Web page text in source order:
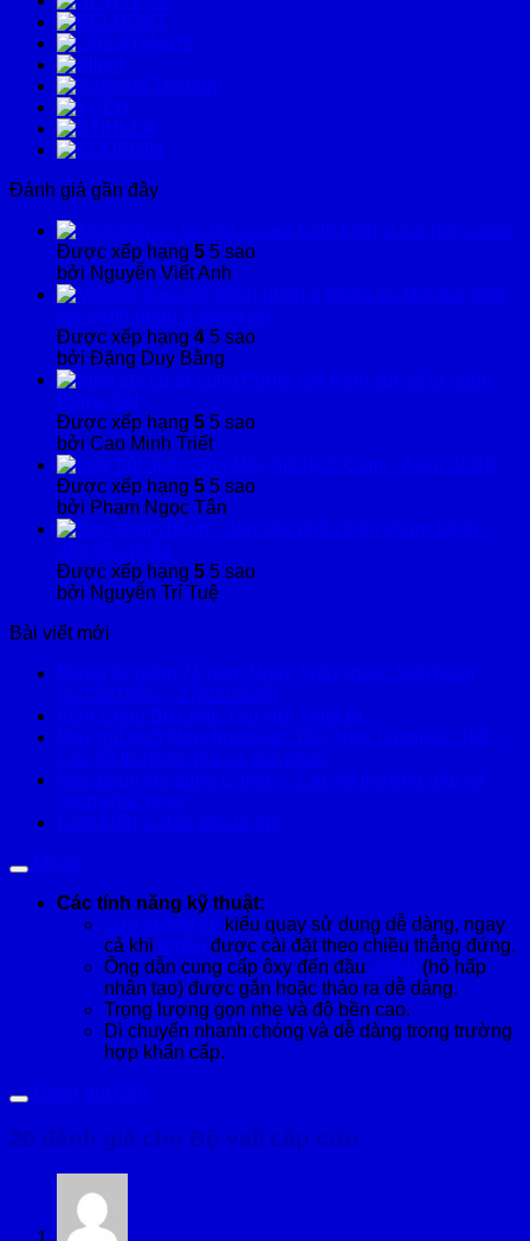
Đánh giá gần đây
Kính hiển vi soi nổi Luxeo
Được xếp hạng 5 5 sao
bởi Nguyễn Viết Anh
Monitor theo
dõi bệnh nhân 3 thông số
Được xếp hạng 4 5 sao
bởi Đặng Duy Bằng
Kính soi cổ tử cung
Prima GN
Được xếp hạng 5 5 sao
bởi Cao Minh Triết
Máy hút dịch Cami - Askir 36BR
Được xếp hạng 5 5 sao
bởi Phạm Ngọc Tân
Đèn khám bệnh -
đèn tiểu phẫu
Được xếp hạng 5 5 sao
bởi Nguyễn Trí Tuệ
Bài viết mới
Mừng kỷ niệm 71 năm Ngày Thầy thuốc Việt Nam
(27/02/1955 – 27/02/2026)
FDA Công Bố Lệnh Thu Hồi Thiết Bị…
Máy hút dịch New hospivac 350, New hospivac 400 –
Các lỗi thường gặp và giải pháp
Máy phun khí dung Clineb – Các lỗi thường gặp và
cách khắc phục
Kính hiển vi đảo pha là gì?
Mô tả
Các tính năng kỹ thuật:
Lưu lượng kế kiểu quay sử dụng dễ dàng, ngay
cả khi ambu được cài đặt theo chiều thẳng đứng.
Ống dẫn cung cấp ôxy đến đầu ambu (hô hấp
nhân tạo) được gắn hoặc tháo ra dễ dàng.
Trọng lượng gọn nhẹ và độ bền cao.
Di chuyển nhanh chóng và dễ dàng trong trường
hợp khẩn cấp.
Đánh giá (20)
20 đánh giá cho Bộ vali cấp cứu